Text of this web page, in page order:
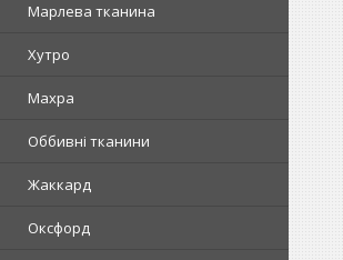
Марлева тканина
Хутро
Махра
Оббивні тканини
Жаккард
Оксфорд